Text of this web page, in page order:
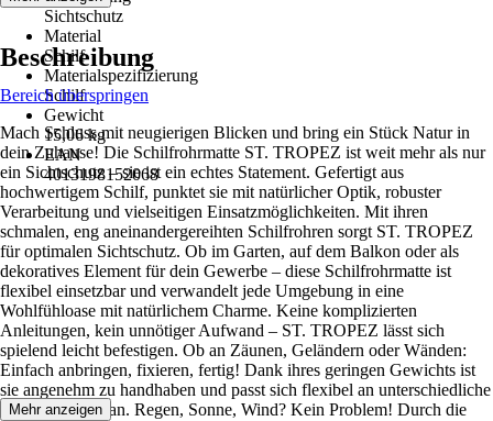
Sichtschutz
Material
Schilf
Materialspezifizierung
Schilf
Gewicht
15,06 kg
EAN
4013198152068
Beschreibung
Bereich überspringen
Mach Schluss mit neugierigen Blicken und bring ein Stück Natur in
dein Zuhause! Die Schilfrohrmatte ST. TROPEZ ist weit mehr als nur
ein Sichtschutz – sie ist ein echtes Statement. Gefertigt aus
hochwertigem Schilf, punktet sie mit natürlicher Optik, robuster
Verarbeitung und vielseitigen Einsatzmöglichkeiten. Mit ihren
schmalen, eng aneinandergereihten Schilfrohren sorgt ST. TROPEZ
für optimalen Sichtschutz. Ob im Garten, auf dem Balkon oder als
dekoratives Element für dein Gewerbe – diese Schilfrohrmatte ist
flexibel einsetzbar und verwandelt jede Umgebung in eine
Wohlfühloase mit natürlichem Charme. Keine komplizierten
Anleitungen, kein unnötiger Aufwand – ST. TROPEZ lässt sich
spielend leicht befestigen. Ob an Zäunen, Geländern oder Wänden:
Einfach anbringen, fixieren, fertig! Dank ihres geringen Gewichts ist
sie angenehm zu handhaben und passt sich flexibel an unterschiedliche
Gegebenheiten an. Regen, Sonne, Wind? Kein Problem! Durch die
Mehr anzeigen